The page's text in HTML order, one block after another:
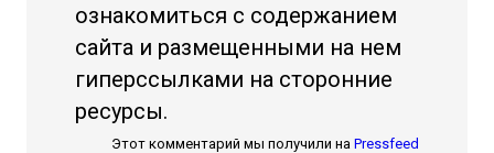
ознакомиться с содержанием
сайта и размещенными на нем
гиперссылками на сторонние
ресурсы.
Этот комментарий мы получили на Pressfeed